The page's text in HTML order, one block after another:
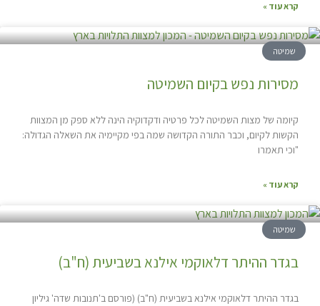
קרא עוד »
שמיטה
מסירות נפש בקיום השמיטה
קיומה של מצות השמיטה לכל פרטיה ודקדוקיה הינה ללא ספק מן המצוות
הקשות לקיום, וכבר התורה הקדושה שמה בפי מקיימיה את השאלה הגדולה:
"וכי תאמרו
קרא עוד »
שמיטה
בגדר ההיתר דלאוקמי אילנא בשביעית (ח"ב)
בגדר ההיתר דלאוקמי אילנא בשביעית (ח"ב) (פורסם ב'תנובות שדה' גיליון